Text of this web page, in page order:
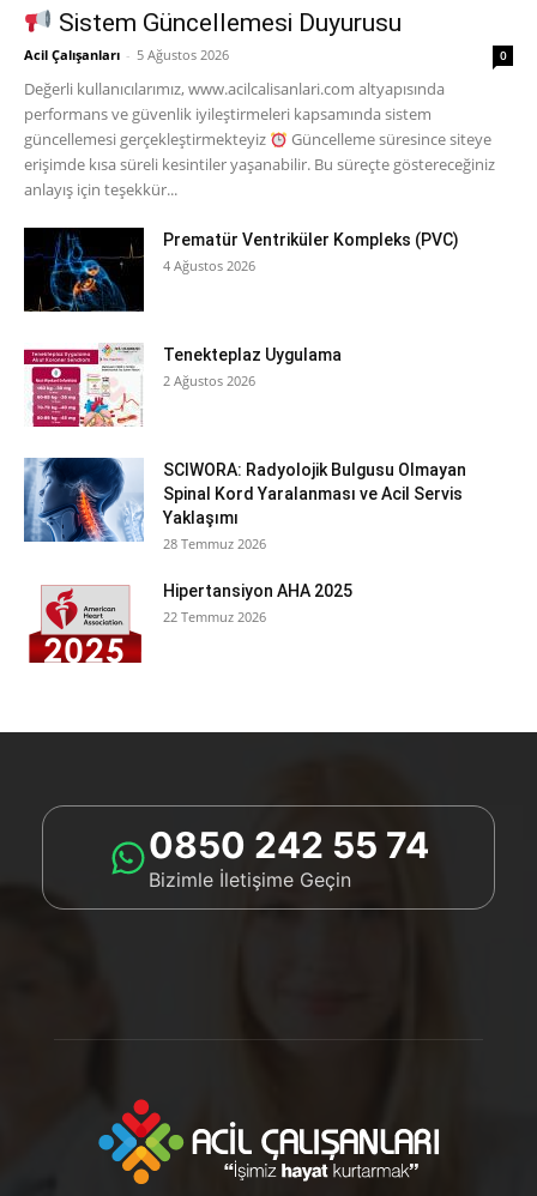
Sistem Güncellemesi Duyurusu
Acil Çalışanları - 5 Ağustos 2026 0
Değerli kullanıcılarımız, www.acilcalisanlari.com altyapısında
performans ve güvenlik iyileştirmeleri kapsamında sistem
güncellemesi gerçekleştirmekteyiz
Güncelleme süresince siteye
erişimde kısa süreli kesintiler yaşanabilir. Bu süreçte göstereceğiniz
anlayış için teşekkür...
Prematür Ventriküler Kompleks (PVC)
4 Ağustos 2026
Tenekteplaz Uygulama
2 Ağustos 2026
SCIWORA: Radyolojik Bulgusu Olmayan
Spinal Kord Yaralanması ve Acil Servis
Yaklaşımı
28 Temmuz 2026
Hipertansiyon AHA 2025
22 Temmuz 2026
0850 242 55 74
Bizimle İletişime Geçin